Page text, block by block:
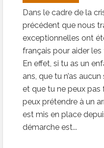
Dans le cadre de la
précédent que nous
exceptionnelles ont
français pour aider
En effet, si tu as un
ans, que tu n’as
et que tu ne peux pas
peux prétendre à un
est mis en place
démarche est...